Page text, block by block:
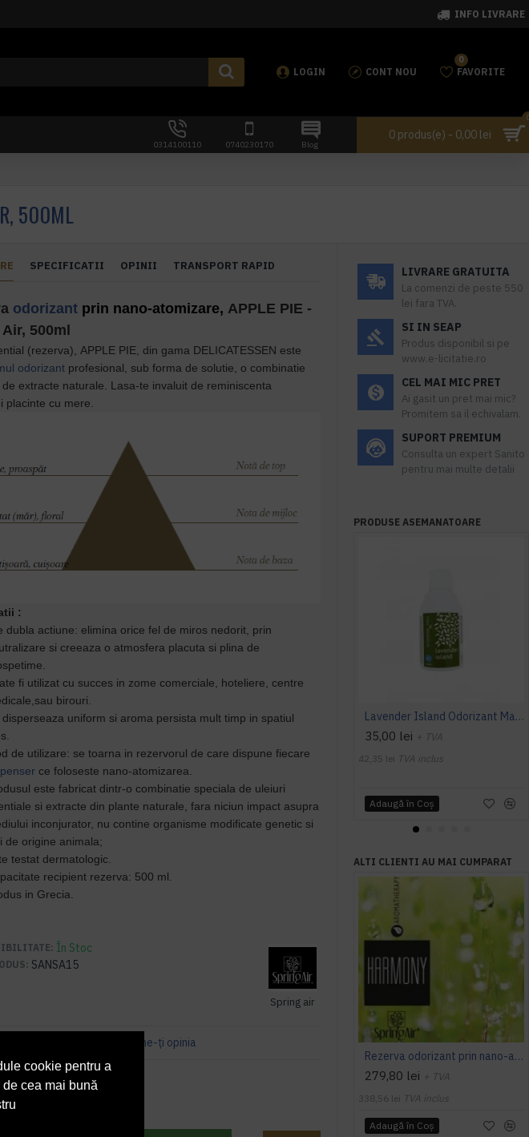
cookie pentru a
cea mai bună
INFO LIVRARE
LOGIN CONT NOU FAVORITE
0
0314100110 0740230170 Blog
0 produs(e) - 0,00 lei
500ML
SPECIFICATII OPINII TRANSPORT RAPID
odorizant prin nano-atomizare, APPLE PIE -
500ml
(rezerva), APPLE PIE din gama DELICATESSEN este
odorizant profesional, sub forma de solutie, o combinatie
extracte naturale. Lasa-te invaluit de reminiscenta
placinte cu mere.
:
dubla actiune: elimina orice fel de miros nedorit, prin
si creeaza o atmosfera placuta si plina de
fi utilizat cu succes in zome comerciale, hoteliere, centre
birouri.
disperseaza uniform si aroma persista mult timp in spatiul
de utilizare: se toarna in rezervorul de care dispune fiecare
ce foloseste nano-atomizarea.
estefabricat dintr-o combinatie speciala de uleiuri
si extracte din plante naturale, fara niciun impact asupra
inconjurator, nu contine organisme modificate genetic si
de origine animala;
testat dermatologic.
recipient rezerva: 500 ml.
in Grecia.
În Stoc
SANSA15
Spring air
Spune-ţi opinia
lei+ TVA
TVA inclus
LIVRARE GRATUITA
La comenzi de peste 550
lei fara TVA.
SI IN SEAP
Produs disponibil si pe
www.e-licitatie.ro
CEL MAI MIC PRET
Ai gasit un pret mai mic?
Promitem sa il echivalam.
SUPORT PREMIUM
Consulta un expert Sanito
pentru mai multe detalii
PRODUSE ASEMANATOARE
Lavender Island Odorizant Maxi 243ml Hygiene4You
35,00 lei + TVA
42,35 lei TVA inclus
Adaugă în Coş
ALTI CLIENTI AU MAI CUMPARAT
Rezerva odorizant prin nano-atomizare, HARMONY - Spring Air, 500ml
279,80 lei + TVA
338,56 lei TVA inclus
Adaugă în Coş